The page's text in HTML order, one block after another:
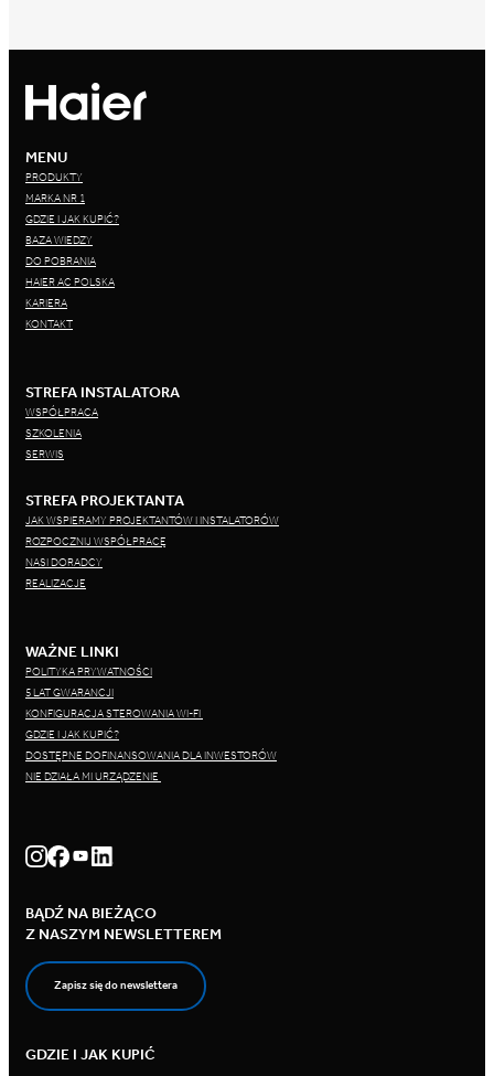
MENU
PRODUKTY
MARKA NR 1
GDZIE I JAK KUPIĆ?
BAZA WIEDZY
DO POBRANIA
HAIER AC POLSKA
KARIERA
KONTAKT
STREFA INSTALATORA
WSPÓŁPRACA
SZKOLENIA
SERWIS
STREFA PROJEKTANTA
JAK WSPIERAMY PROJEKTANTÓW I INSTALATORÓW
ROZPOCZNIJ WSPÓŁPRACĘ
NASI DORADCY
REALIZACJE
WAŻNE LINKI
POLITYKA PRYWATNOŚCI
5 LAT GWARANCJI
KONFIGURACJA STEROWANIA WI-FI
GDZIE I JAK KUPIĆ?
DOSTĘPNE DOFINANSOWANIA DLA INWESTORÓW
NIE DZIAŁA MI URZĄDZENIE
BĄDŹ NA BIEŻĄCO
Z NASZYM NEWSLETTEREM
Zapisz się do newslettera
GDZIE I JAK KUPIĆ